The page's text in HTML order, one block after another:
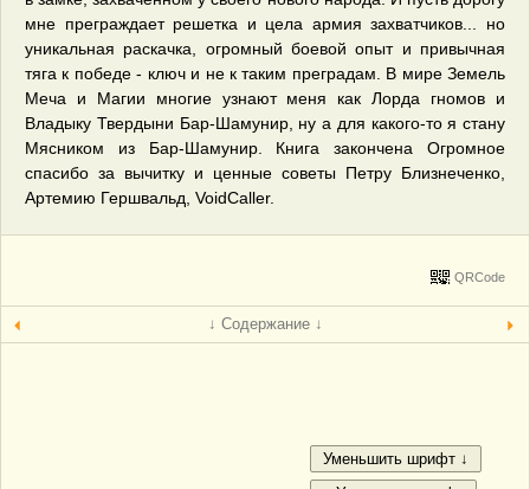
мне преграждает решетка и цела армия захватчиков... но
уникальная раскачка, огромный боевой опыт и привычная
тяга к победе - ключ и не к таким преградам. В мире Земель
Меча и Магии многие узнают меня как Лорда гномов и
Владыку Твердыни Бар-Шамунир, ну а для какого-то я стану
Мясником из Бар-Шамунир. Книга закончена Огромное
спасибо за вычитку и ценные советы Петру Близнеченко,
Артемию Гершвальд, VoidCaller.
QRCode
↓ Содержание ↓